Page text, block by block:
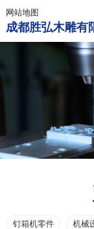
网站地图
成都胜弘木雕有
钉箱机零件 机械